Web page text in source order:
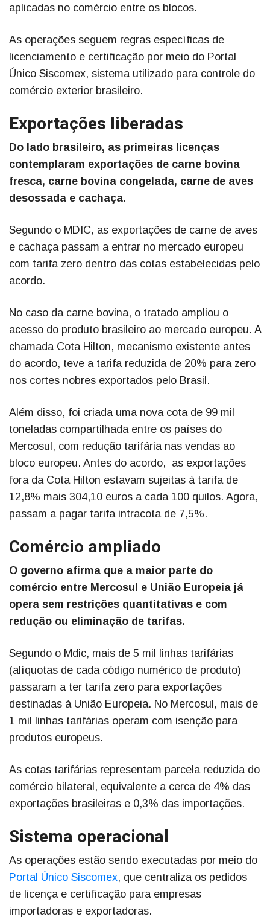
aplicadas no comércio entre os blocos.
As operações seguem regras específicas de
licenciamento e certificação por meio do Portal
Único Siscomex, sistema utilizado para controle do
comércio exterior brasileiro.
Exportações liberadas
Do lado brasileiro, as primeiras licenças
contemplaram exportações de carne bovina
fresca, carne bovina congelada, carne de aves
desossada e cachaça.
Segundo o MDIC, as exportações de carne de aves
e cachaça passam a entrar no mercado europeu
com tarifa zero dentro das cotas estabelecidas pelo
acordo.
No caso da carne bovina, o tratado ampliou o
acesso do produto brasileiro ao mercado europeu. A
chamada Cota Hilton, mecanismo existente antes
do acordo, teve a tarifa reduzida de 20% para zero
nos cortes nobres exportados pelo Brasil.
Além disso, foi criada uma nova cota de 99 mil
toneladas compartilhada entre os países do
Mercosul, com redução tarifária nas vendas ao
bloco europeu. Antes do acordo, as exportações
fora da Cota Hilton estavam sujeitas à tarifa de
12,8% mais 304,10 euros a cada 100 quilos. Agora,
passam a pagar tarifa intracota de 7,5%.
Comércio ampliado
O governo afirma que a maior parte do
comércio entre Mercosul e União Europeia já
opera sem restrições quantitativas e com
redução ou eliminação de tarifas.
Segundo o Mdic, mais de 5 mil linhas tarifárias
(alíquotas de cada código numérico de produto)
passaram a ter tarifa zero para exportações
destinadas à União Europeia. No Mercosul, mais de
1 mil linhas tarifárias operam com isenção para
produtos europeus.
As cotas tarifárias representam parcela reduzida do
comércio bilateral, equivalente a cerca de 4% das
exportações brasileiras e 0,3% das importações.
Sistema operacional
As operações estão sendo executadas por meio do
Portal Único Siscomex, que centraliza os pedidos
de licença e certificação para empresas
importadoras e exportadoras.